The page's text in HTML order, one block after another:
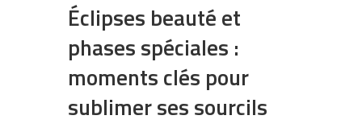
Éclipses beauté et
phases spéciales :
moments clés pour
sublimer ses sourcils